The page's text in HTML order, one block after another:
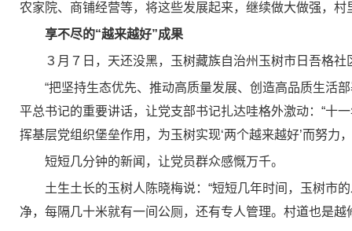
农家院、商铺经营等，将这些发展起来，继续做大做强，
享不尽的“越来越好”成果
３月７日，天还没黑，玉树藏族自治州玉树市日吾格
“把坚持生态优先、推动高质量发展、创造高品质生活
平总书记的重要讲话，让党支部书记扎达哇格外激动：“十
挥基层党组织堡垒作用，为玉树实现‘两个越来越好’而努力
短短几分钟的新闻，让党员群众感慨万千。
土生土长的玉树人陈晓梅说：“短短几年时间，玉树市
净，每隔几十米就有一间公厕，还有专人管理。村道也是